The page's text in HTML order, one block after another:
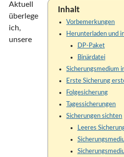
Inhalt
Vorbemerkungen
Herunterladen und
DP-Paket
Binärdatei
Sicherungsmedium
Erste Sicherung
Folgesicherung
Tagessicherungen
Sicherungen sichten
Leeres
Aktuell
überlege
ich,
unsere